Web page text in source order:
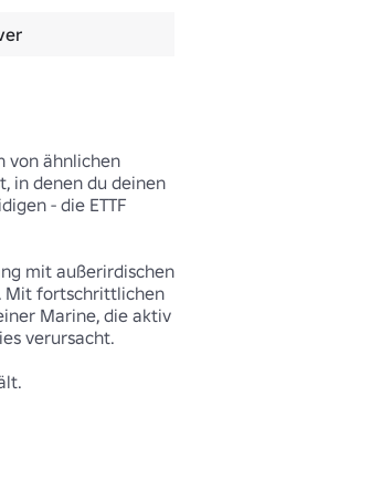
von ähnlichen
in denen du deinen
- die ETTF
mit außerirdischen
Mit fortschrittlichen
Marine, die aktiv
verursacht.